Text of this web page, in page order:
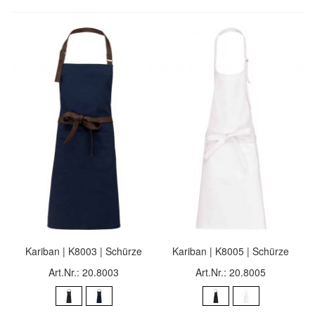
Kariban | K8003 | Schürze
Art.Nr.: 20.8003
Kariban | K8005 | Schürze
Art.Nr.: 20.8005